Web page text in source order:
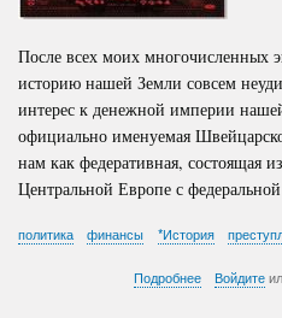
После всех моих многочисленных
историю нашей Земли совсем
интерес к денежной империи
официально именуемая
нам как федеративная, состоящая
Центральной Европе с
политика финансы *История
Подробнее Войдите